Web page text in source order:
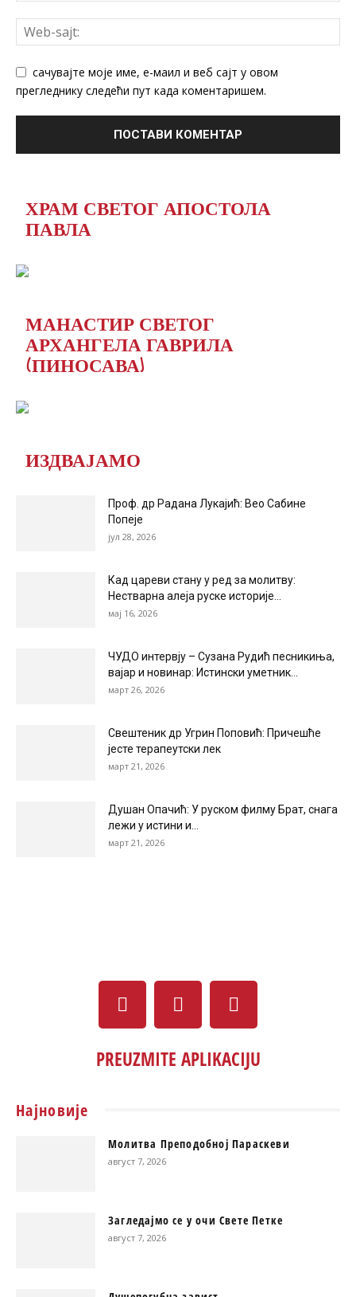
сачувајте моје име, е-маил и веб сајт у овом
прегледнику следећи пут када коментаришем.
ХРАМ СВЕТОГ АПОСТОЛА
ПАВЛА
МАНАСТИР СВЕТОГ
АРХАНГЕЛА ГАВРИЛА
(ПИНОСАВА)
ИЗДВАЈАМО
Проф. др Радана Лукајић: Вео Сабине
Попеје
јул 28, 2026
Кад цареви стану у ред за молитву:
Нестварна алеја руске историје...
мај 16, 2026
ЧУДО интервју – Сузана Рудић песникиња,
вајар и новинар: Истински уметник...
март 26, 2026
Свештеник др Угрин Поповић: Причешће
јесте терапеутски лек
март 21, 2026
Душан Опачић: У руском филму Брат, снага
лежи у истини и...
март 21, 2026
PREUZMITE APLIKACIJU
Најновије
Молитва Преподобној Параскеви
август 7, 2026
Загледајмо се у очи Свете Петке
август 7, 2026